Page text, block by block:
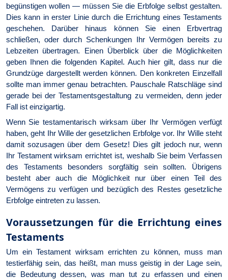
begünstigen wollen — müssen Sie die Erbfolge selbst gestalten.
Dies kann in erster Linie durch die Errichtung eines Testaments
geschehen. Darüber hinaus können Sie einen Erbvertrag
schließen, oder durch Schenkungen Ihr Vermögen bereits zu
Lebzeiten übertragen. Einen Überblick über die Möglichkeiten
geben Ihnen die folgenden Kapitel. Auch hier gilt, dass nur die
Grundzüge dargestellt werden können. Den konkreten Einzelfall
sollte man immer genau betrachten. Pauschale Ratschläge sind
gerade bei der Testamentsgestaltung zu vermeiden, denn jeder
Fall ist einzigartig.
Wenn Sie testamentarisch wirksam über Ihr Vermögen verfügt
haben, geht Ihr Wille der gesetzlichen Erbfolge vor. Ihr Wille steht
damit sozusagen über dem Gesetz! Dies gilt jedoch nur, wenn
Ihr Testament wirksam errichtet ist, weshalb Sie beim Verfassen
des Testaments besonders sorgfältig sein sollten. Übrigens
besteht aber auch die Möglichkeit nur über einen Teil des
Vermögens zu verfügen und bezüglich des Restes gesetzliche
Erbfolge eintreten zu lassen.
Voraussetzungen für die Errichtung eines
Testaments
Um ein Testament wirksam errichten zu können, muss man
testierfähig sein, das heißt, man muss geistig in der Lage sein,
die Bedeutung dessen, was man tut zu erfassen und einen